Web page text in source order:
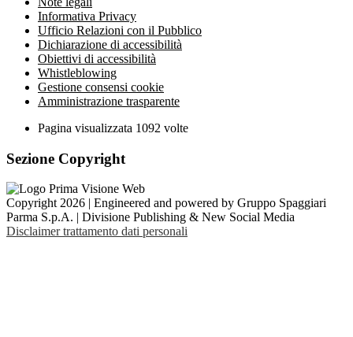
Informativa Privacy
Ufficio Relazioni con il Pubblico
Dichiarazione di accessibilità
Obiettivi di accessibilità
Whistleblowing
Gestione consensi cookie
Amministrazione trasparente
Pagina visualizzata 1092 volte
Sezione Copyright
Copyright 2026 | Engineered and powered by Gruppo Spaggiari
Parma S.p.A. | Divisione Publishing & New Social Media
Disclaimer trattamento dati personali